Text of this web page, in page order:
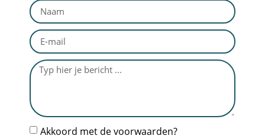
Akkoord met de voorwaarden?